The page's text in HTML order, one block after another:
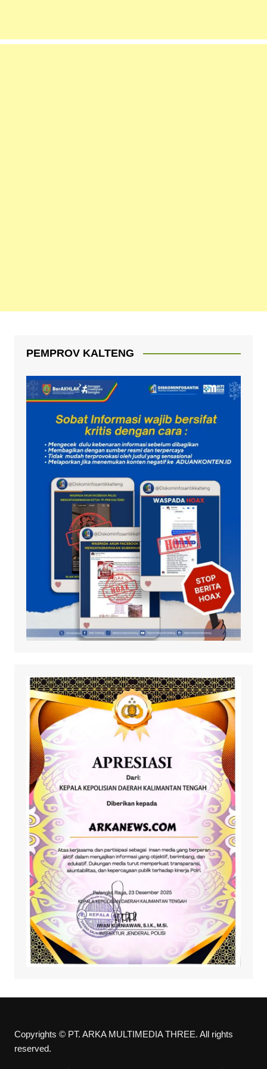
PEMPROV KALTENG
Copyrights © PT. ARKA MULTIMEDIA THREE. All rights
reserved.